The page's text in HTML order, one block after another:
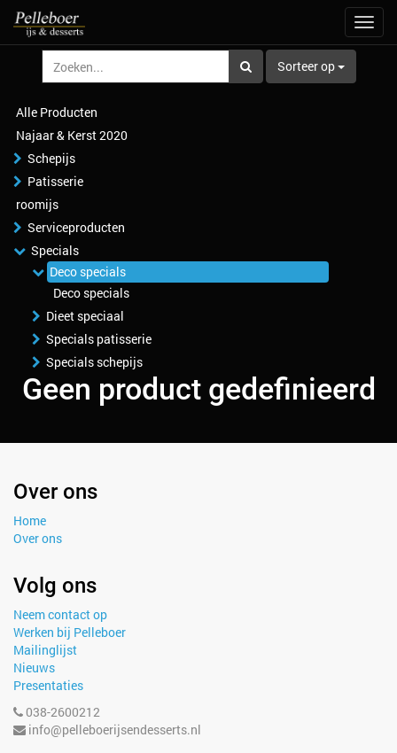
aan/
Sorteer op
Alle Producten
Najaar & Kerst 2020
Schepijs
Patisserie
roomijs
Serviceproducten
Specials
Deco specials
Deco specials
Dieet speciaal
Specials patisserie
Specials schepijs
Geen product gedefinieerd
Over ons
Home
Over ons
Volg ons
Neem contact op
Werken bij Pelleboer
Mailinglijst
Nieuws
Presentaties
038-2600212
info@pelleboerijsendesserts.nl